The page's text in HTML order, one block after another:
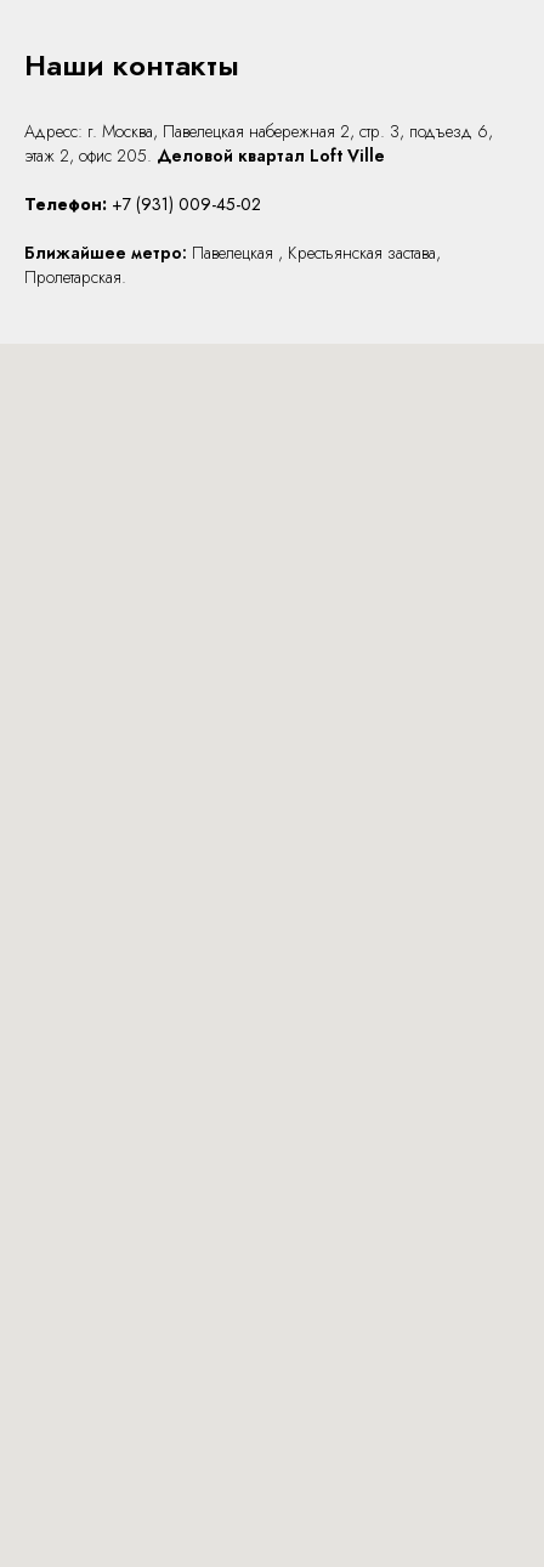
Наши контакты
Адресс: г. Москва, Павелецкая набережная 2, стр. 3, подъезд 6,
этаж 2, офис 205. Деловой квартал Loft Ville
Телефон: +7 (931) 009-45-02
Ближайшее метро: Павелецкая , Крестьянская застава,
Пролетарская.